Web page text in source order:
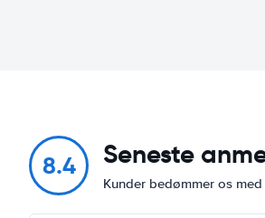
8.4 Seneste
Kunder bedømmer os